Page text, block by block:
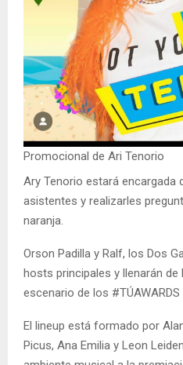
Promocional de Ari Tenorio
Ary Tenorio estará encargada
asistentes y realizarles
naranja.
Orson Padilla y Ralf, los Dos
hosts principales y llenarán
escenario de los #TÚAWARDS
El lineup está formado por
Picus, Ana Emilia y Leon